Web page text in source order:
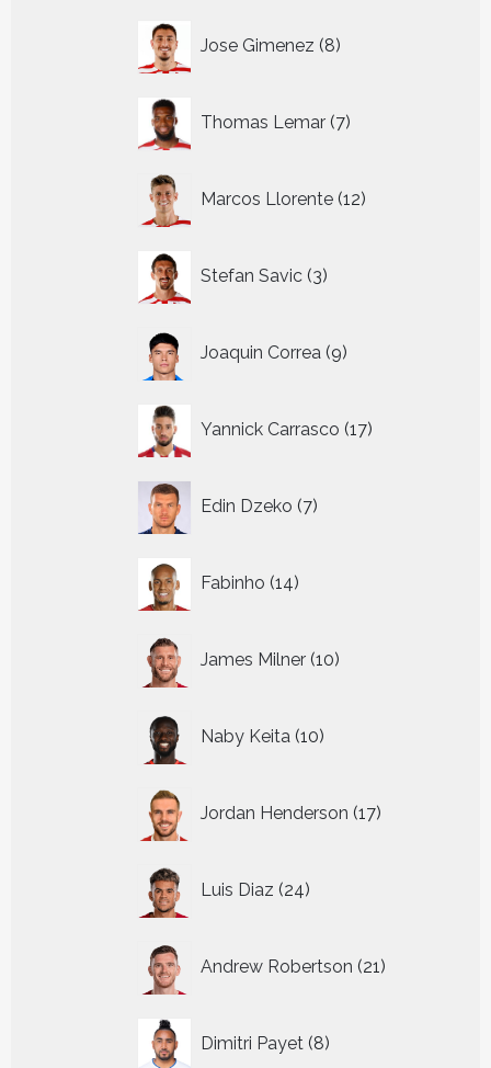
Jose Gimenez 8
producten
Thomas Lemar 7
producten
Marcos Llorente 12
producten
Stefan Savic 3
producten
Joaquin Correa 9
producten
Yannick Carrasco 17
producten
Edin Dzeko 7
producten
Fabinho 14
producten
James Milner 10
producten
Naby Keita 10
producten
Jordan Henderson 17
producten
Luis Diaz 24
producten
Andrew Robertson 21
producten
Dimitri Payet 8
producten